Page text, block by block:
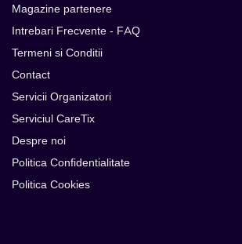
Magazine partenere
Intrebari Frecvente - FAQ
Termeni si Conditii
Contact
Servicii Organizatori
Serviciul CareTix
Despre noi
Politica Confidentialitate
Politica Cookies